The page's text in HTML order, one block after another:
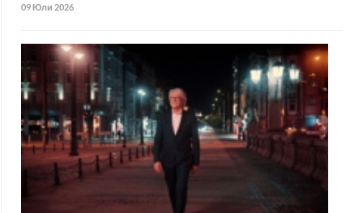
09 Юли 2026